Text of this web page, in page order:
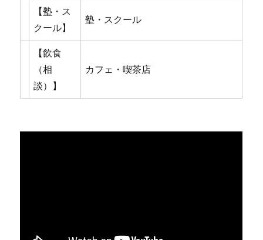
【塾・ス
クール】
塾・スクール
【飲食
（相
談）】
カフェ・喫茶店